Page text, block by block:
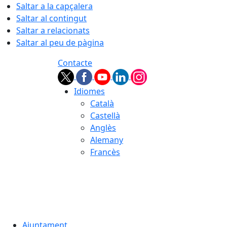
Saltar a la capçalera
Saltar al contingut
Saltar a relacionats
Saltar al peu de pàgina
Contacte
Idiomes
Català
Castellà
Anglès
Alemany
Francès